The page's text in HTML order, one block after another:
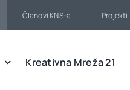
Članovi KNS-a Projekti
Kreativna Mreža 21